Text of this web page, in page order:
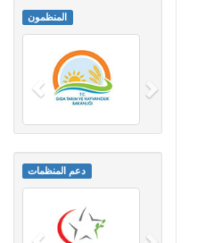
المنظمون
دعم المنظمات